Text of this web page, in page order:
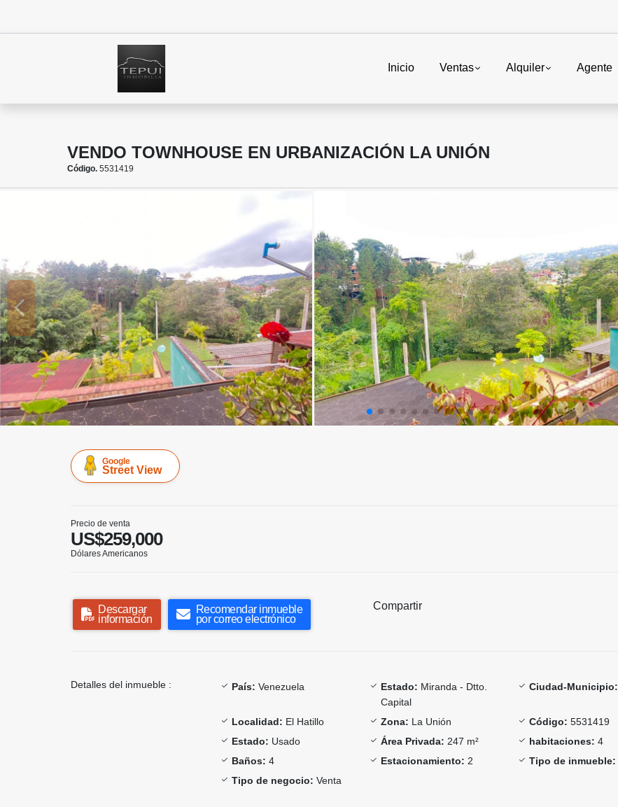
Inicio Ventas Alquiler Agente
VENDO TOWNHOUSE EN URBANIZACIÓN LA UNIÓN
Código. 5531419
Google
Street View
Precio de venta
US$259,000
Dólares Americanos
Descargar
información
Recomendar inmueble
por correo electrónico
Compartir
Detalles del inmueble : País: Venezuela Estado: Miranda - Dtto.
Capital
Ciudad-Municipio:
Localidad: El Hatillo Zona: La Unión Código: 5531419
Estado: Usado Área Privada: 247 m² habitaciones: 4
Baños: 4 Estacionamiento: 2 Tipo de inmueble:
Tipo de negocio: Venta